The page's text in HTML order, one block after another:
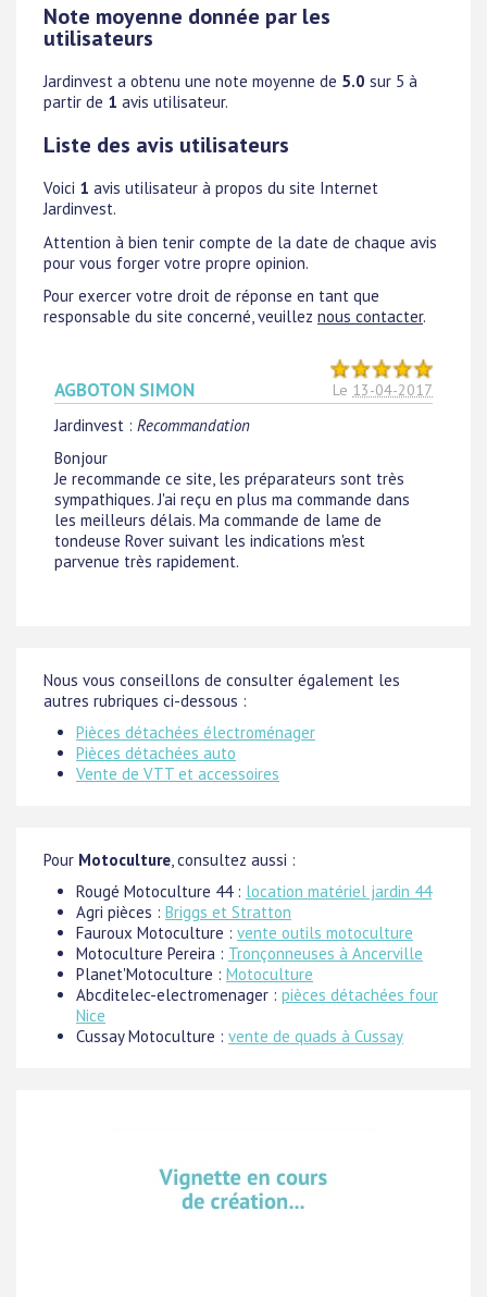
Note moyenne donnée par les
utilisateurs
Jardinvest a obtenu une note moyenne de 5.0 sur 5 à
partir de 1 avis utilisateur.
Liste des avis utilisateurs
Voici 1 avis utilisateur à propos du site Internet
Jardinvest.
Attention à bien tenir compte de la date de chaque avis
pour vous forger votre propre opinion.
Pour exercer votre droit de réponse en tant que
responsable du site concerné, veuillez nous contacter.
AGBOTON SIMON Le 13-04-2017
Jardinvest : Recommandation
Bonjour
Je recommande ce site, les préparateurs sont très
sympathiques. J'ai reçu en plus ma commande dans
les meilleurs délais. Ma commande de lame de
tondeuse Rover suivant les indications m'est
parvenue très rapidement.
Nous vous conseillons de consulter également les
autres rubriques ci-dessous :
Pièces détachées électroménager
Pièces détachées auto
Vente de VTT et accessoires
Pour Motoculture, consultez aussi :
Rougé Motoculture 44 : location matériel jardin 44
Agri pièces : Briggs et Stratton
Fauroux Motoculture : vente outils motoculture
Motoculture Pereira : Tronçonneuses à Ancerville
Planet'Motoculture : Motoculture
Abcditelec-electromenager : pièces détachées four
Nice
Cussay Motoculture : vente de quads à Cussay